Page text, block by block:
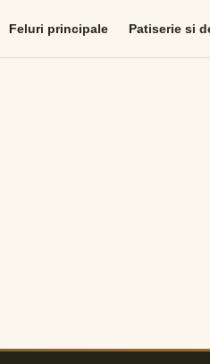
Feluri principale Patiserie si